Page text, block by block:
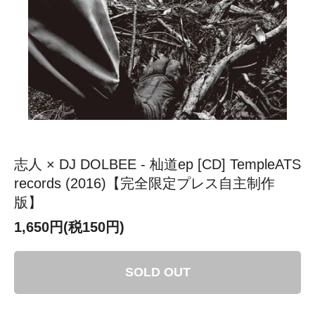
志人 × DJ DOLBEE - 杣道ep [CD] TempleATS
records (2016)【完全限定プレス自主制作
版】
1,650円(税150円)
SOLD OUT